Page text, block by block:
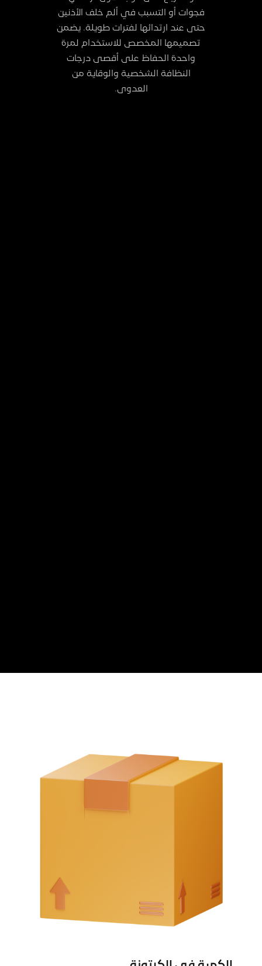
فجوات أو التسبب في ألم خلف الأذنين
حتى عند ارتدائها لفترات طويلة. يضمن
تصميمها المخصص للاستخدام لمرة
واحدة الحفاظ على أقصى درجات
النظافة الشخصية والوقاية من
العدوى.